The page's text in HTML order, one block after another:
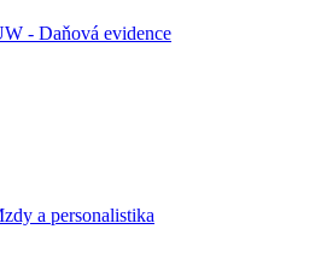
- Daňová evidence
a personalistika